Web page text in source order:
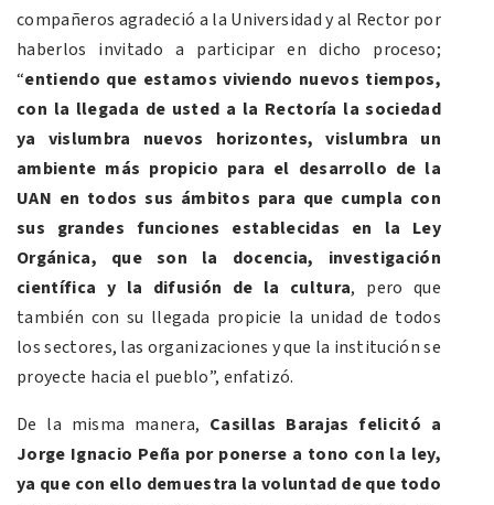
compañeros agradeció a la Universidad y al Rector por
haberlos invitado a participar en dicho proceso;
“entiendo que estamos viviendo nuevos tiempos,
con la llegada de usted a la Rectoría la sociedad
ya vislumbra nuevos horizontes, vislumbra un
ambiente más propicio para el desarrollo de la
UAN en todos sus ámbitos para que cumpla con
sus grandes funciones establecidas en la Ley
Orgánica, que son la docencia, investigación
científica y la difusión de la cultura, pero que
también con su llegada propicie la unidad de todos
los sectores, las organizaciones y que la institución se
proyecte hacia el pueblo”, enfatizó.
De la misma manera, Casillas Barajas felicitó a
Jorge Ignacio Peña por ponerse a tono con la ley,
ya que con ello demuestra la voluntad de que todo